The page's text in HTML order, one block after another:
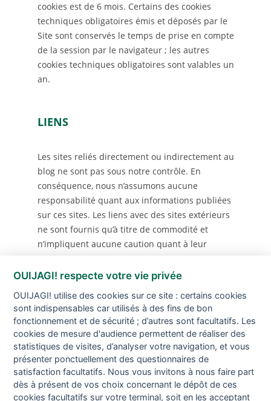
cookies est de 6 mois. Certains des cookies
techniques obligatoires émis et déposés par le
Site sont conservés le temps de prise en compte
de la session par le navigateur ; les autres
cookies techniques obligatoires sont valables un
an.
LIENS
Les sites reliés directement ou indirectement au
blog ne sont pas sous notre contrôle. En
conséquence, nous n’assumons aucune
responsabilité quant aux informations publiées
sur ces sites. Les liens avec des sites extérieurs
ne sont fournis qu’à titre de commodité et
n’impliquent aucune caution quant à leur
OUIJAGI! respecte votre vie privée
OUIJAGI! utilise des cookies sur ce site : certains cookies
sont indispensables car utilisés à des fins de bon
fonctionnement et de sécurité ; d’autres sont facultatifs. Les
cookies de mesure d'audience permettent de réaliser des
statistiques de visites, d’analyser votre navigation, et vous
présenter ponctuellement des questionnaires de
satisfaction facultatifs. Nous vous invitons à nous faire part
dès à présent de vos choix concernant le dépôt de ces
cookies facultatifs sur votre terminal, soit en les acceptant